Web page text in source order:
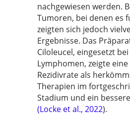
nachgewiesen werden.
Tumoren, bei denen es
zeigten sich jedoch
Ergebnisse. Das
Ciloleucel, eingesetzt bei
Lymphomen, zeigte
Rezidivrate als
Therapien im
Stadium und ein
(Locke et al., 2022).